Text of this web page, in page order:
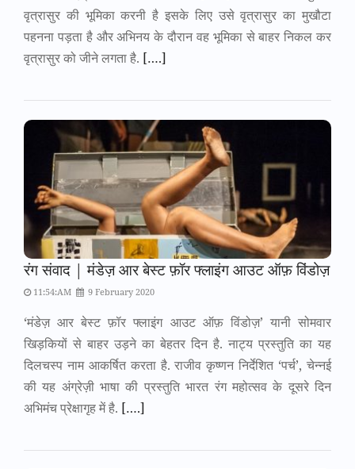
वृत्रासुर की भूमिका करनी है इसके लिए उसे वृत्रासुर का मुखौटा
पहनना पड़ता है और अभिनय के दौरान वह भूमिका से बाहर निकल कर
वृत्रासुर को जीने लगता है. [….]
रंग संवाद | मंडेज़ आर बेस्ट फ़ॉर फ्लाइंग आउट ऑफ़ विंडोज़
11:54:AM 9 February 2020
‘मंडेज़ आर बेस्ट फ़ॉर फ्लाइंग आउट ऑफ़ विंडोज़’ यानी सोमवार
खिड़कियों से बाहर उड़ने का बेहतर दिन है. नाट्य प्रस्तुति का यह
दिलचस्प नाम आकर्षित करता है. राजीव कृष्णन निर्देशित ‘पर्च’, चेन्नई
की यह अंग्रेज़ी भाषा की प्रस्तुति भारत रंग महोत्सव के दूसरे दिन
अभिमंच प्रेक्षागृह में है. [….]